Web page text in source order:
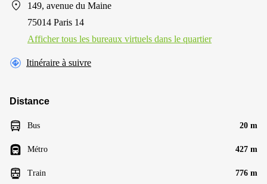
149, avenue du Maine
75014 Paris 14
Afficher tous les bureaux virtuels dans le quartier
Itinéraire à suivre
Distance
Bus 20 m
Métro 427 m
Train 776 m